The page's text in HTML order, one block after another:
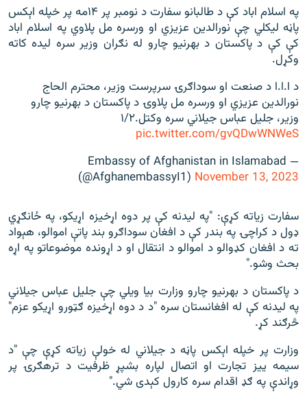
په اسلام اباد کې د طالبانو سفارت د نومبر پر ۱۴مه پر خپله اېکس
پاڼه ليکلي چې نورالدين عزيزي او ورسره مل پلاوي په اسلام اباد
کې کې د پاکستان د بهرنيو چارو له نګران وزير سره ليده کاته
وکړل.
د ا.ا.ا د صنعت او سوداګرۍ سرپرست وزیر، محترم الحاج
نورالدین عزیزي او ورسره مل پلاوۍ د پاکستان د بهرنیو چارو
وزیر، جلیل عباس جیلاني سره وکتل.۱/۲
pic.twitter.com/gvQDwWNWeS
— Embassy of Afghanistan in Islamabad
(@AfghanembassyI1) November 13, 2023
سفارت زياته کړې: "په ليدنه کې پر دوه اړخيزه اړیکو، په ځانګړي
ډول د کراچۍ په بندر کې د افغان سوداګرو بند پاتې اموالو، هېواد
ته د افغان کډوالو د اموالو د انتقال او د اړونده موضوعاتو په اړه
بحث وشو."
د پاکستان د بهرنيو چارو وزارت بيا ويلي چې جليل عباس جيلاني
په ليدنه کې له افغانستان سره "د د دوه اړخيزه ګټورو اړيکو عزم"
څرګند کړ.
وزارت پر خپله اېکس پاڼه د جيلاني له خولې زياته کړې چې "د
سیمه يیز تجارت او اتصال لپاره بشپړ ظرفیت د ترهګرۍ پر
وړاندې په ګډ اقدام سره کارول کېدی شي."